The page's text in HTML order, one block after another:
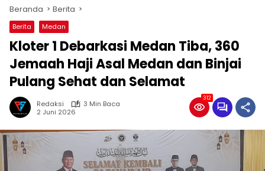
Beranda Berita
Berita Medan
Kloter 1 Debarkasi Medan Tiba, 360
Jemaah Haji Asal Medan dan Binjai
Pulang Sehat dan Selamat
Redaksi
3 Min Baca
2 Juni 2026
312